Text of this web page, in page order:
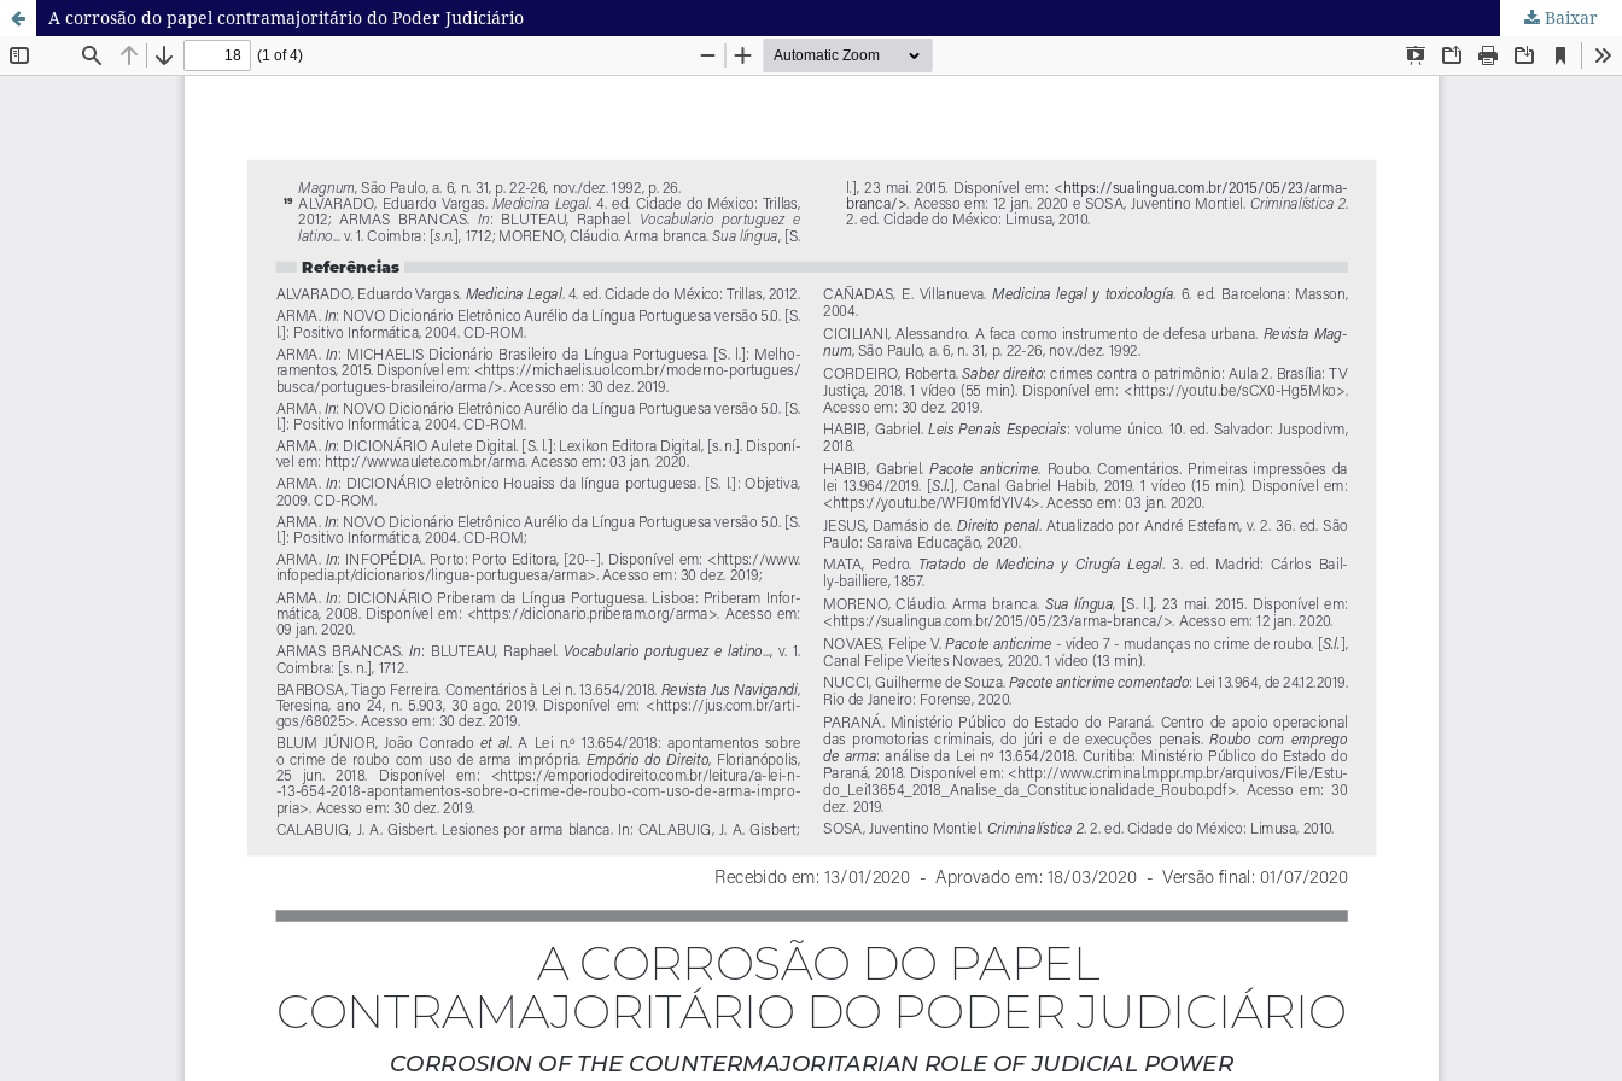
A corrosão do papel contramajoritário do Poder Judiciário Baixar